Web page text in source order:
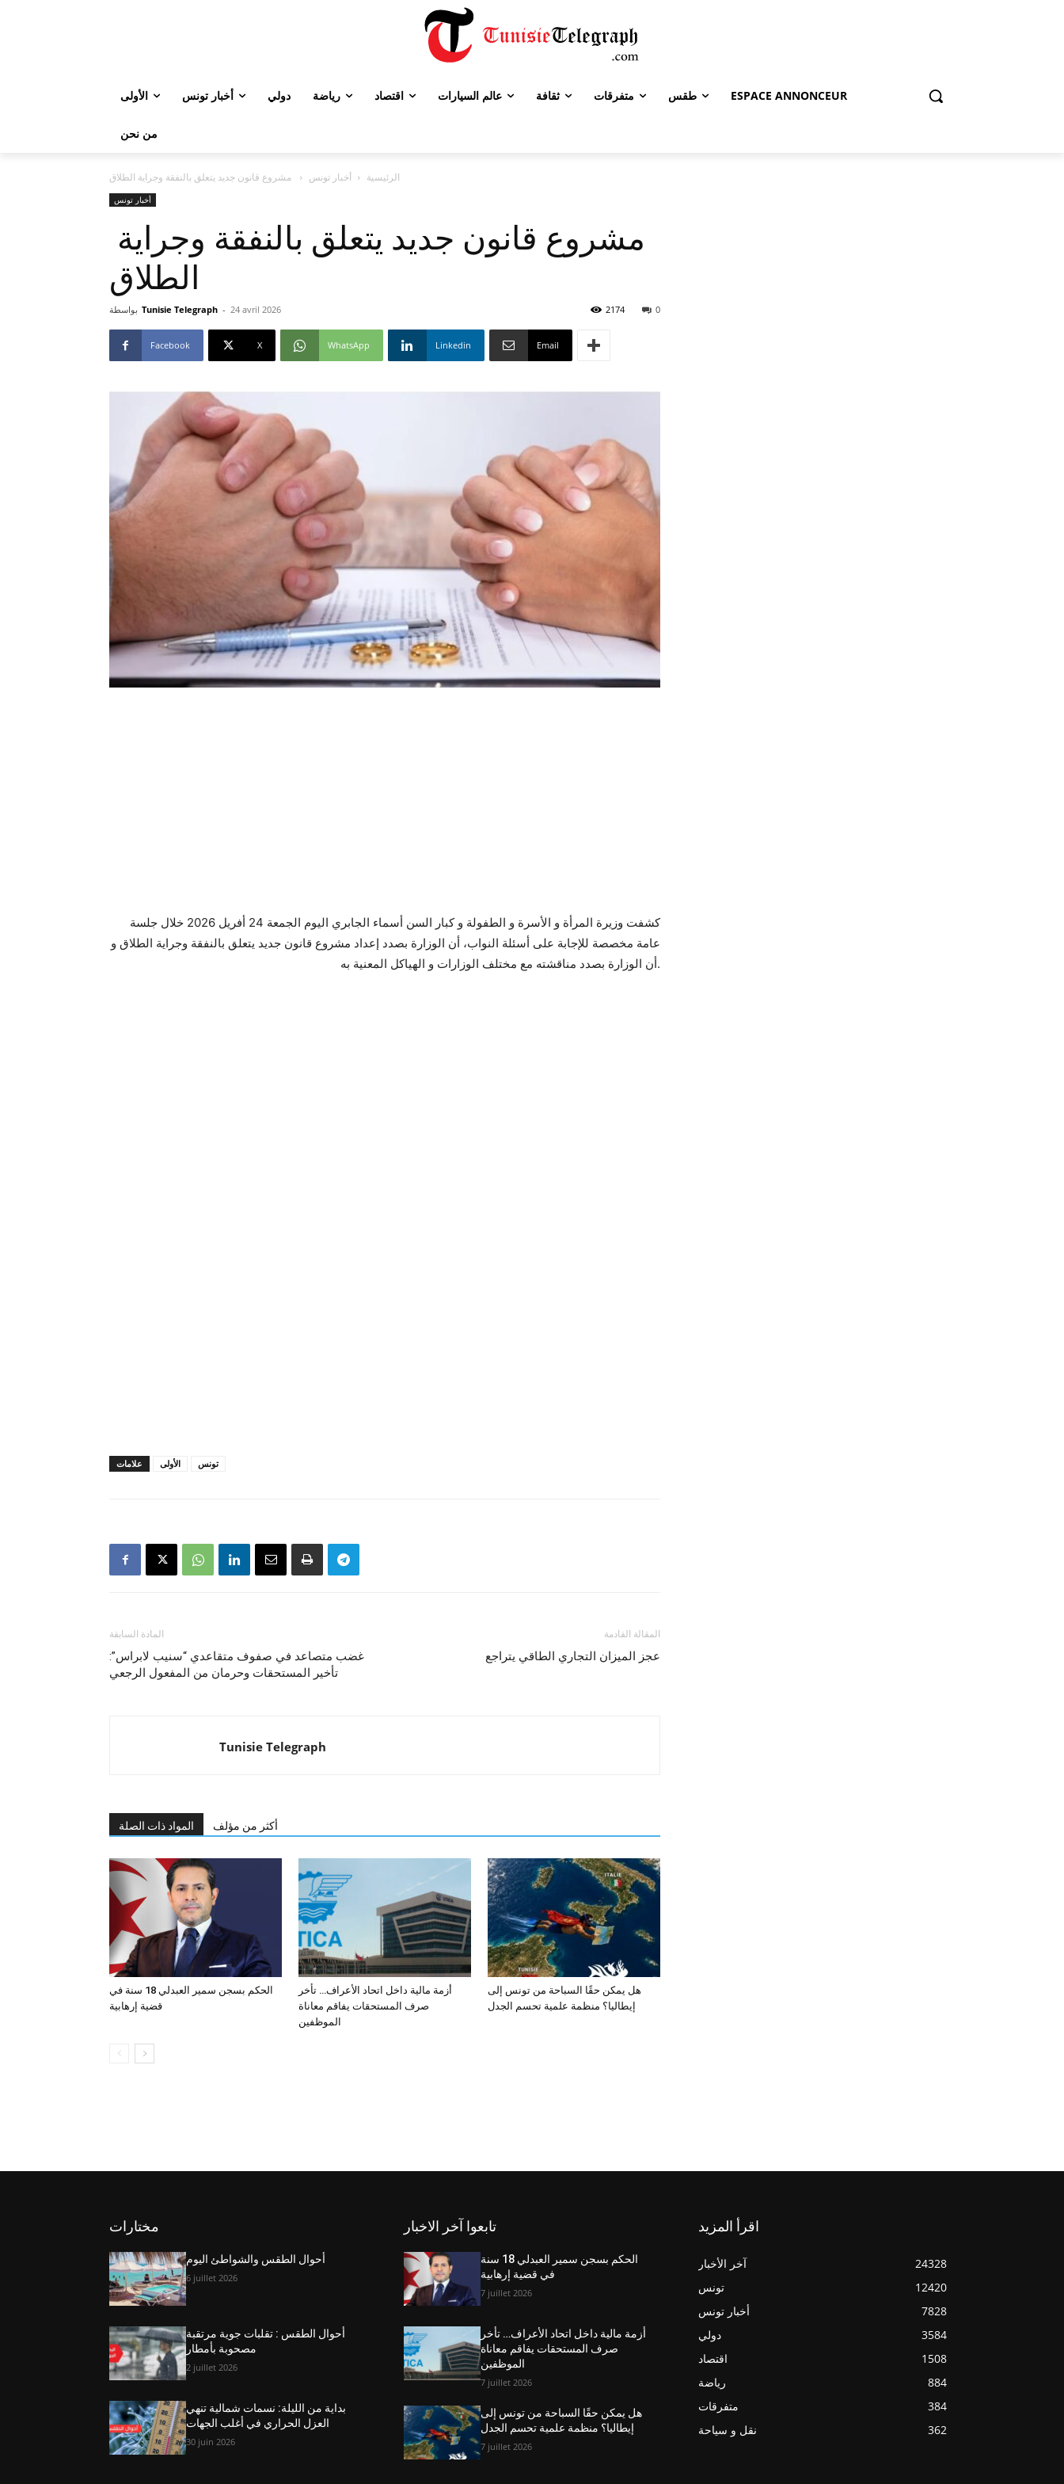
الأولى أخبار تونس دولي رياضة اقتصاد عالم السيارات ثقافة متفرقات طقس ESPACE ANNONCEUR
من نحن
الرئيسية أخبار تونس مشروع قانون جديد يتعلق بالنفقة وجراية الطلاق
أخبار تونس
الطلاق
بواسطة Tunisie Telegraph - 24 avril 2026 0
2174
Facebook X WhatsApp Linkedin Email
كشفت وزيرة المرأة و الأسرة و الطفولة و كبار السن أسماء الجابري اليوم الجمعة 24 أفريل 2026 خلال جلسة
عامة مخصصة للإجابة على أسئلة النواب، أن الوزارة بصدد إعداد مشروع قانون جديد يتعلق بالنفقة وجراية الطلاق و
أن الوزارة بصدد مناقشته مع مختلف الوزارات و الهياكل المعنية به.
علامات الأولى تونس
المادة السابقة
غضب متصاعد في صفوف متقاعدي “سنيب لابراس”:
تأخير المستحقات وحرمان من المفعول الرجعي
المقالة القادمة
عجز الميزان التجاري الطاقي يتراجع
Tunisie Telegraph
المواد ذات الصلة أكثر من مؤلف
الحكم بسجن سمير العبدلي 18 سنة في
قضية إرهابية
أزمة مالية داخل اتحاد الأعراف… تأخر
صرف المستحقات يفاقم معاناة
الموظفين
هل يمكن حقًا السباحة من تونس إلى
إيطاليا؟ منظمة علمية تحسم الجدل
مختارات
أحوال الطقس والشواطئ اليوم
6 juillet 2026
أحوال الطقس : تقلبات جوية مرتقبة
مصحوبة بأمطار
2 juillet 2026
بداية من الليلة: نسمات شمالية تنهي
العزل الحراري في أغلب الجهات
30 juin 2026
تابعوا آخر الاخبار
الحكم بسجن سمير العبدلي 18 سنة
في قضية إرهابية
7 juillet 2026
أزمة مالية داخل اتحاد الأعراف… تأخر
صرف المستحقات يفاقم معاناة
الموظفين
7 juillet 2026
هل يمكن حقًا السباحة من تونس إلى
إيطاليا؟ منظمة علمية تحسم الجدل
7 juillet 2026
اقرأ المزيد
آخر الأخبار
24328
تونس
12420
أخبار تونس
7828
دولي
3584
اقتصاد
1508
رياضة
884
متفرقات
384
نقل و سياحة
362